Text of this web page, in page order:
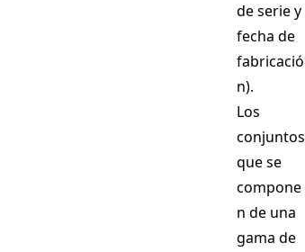
de serie y
fecha de
fabricació
n).
Los
conjuntos
que se
compone
n de una
gama de